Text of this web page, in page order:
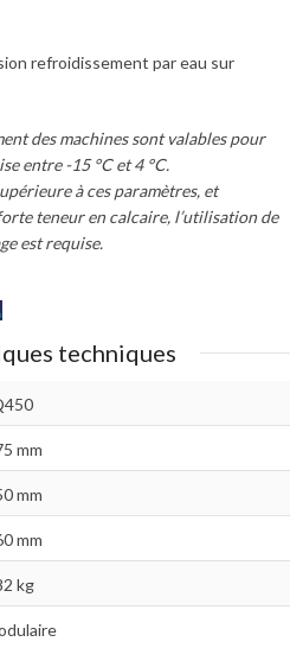
refroidissement par eau sur
des machines sont valables pour
entre -15 °C et 4 °C.
à ces paramètres, et
teneur en calcaire, l’utilisation de
est requise.
techniques
mm
mm
mm
kg